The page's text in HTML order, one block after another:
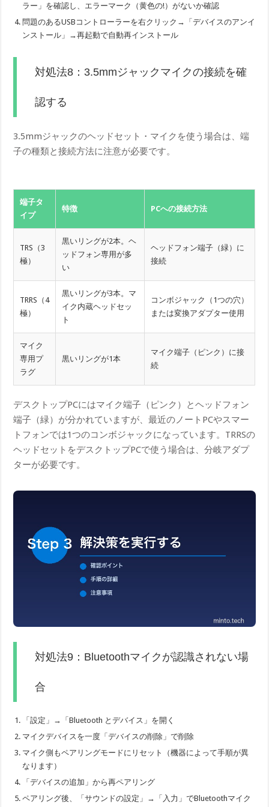
ラー」を確認し、エラーマーク（黄色の!）がないか確認
問題のあるUSBコントローラーを右クリック→「デバイスのアンイ
ンストール」→再起動で自動再インストール
対処法8：3.5mmジャックマイクの接続を確
認する
3.5mmジャックのヘッドセット・マイクを使う場合は、端
子の種類と接続方法に注意が必要です。
端子タ
イプ
特徴 PCへの接続方法
TRS（3
極）
黒いリングが2本。ヘ
ッドフォン専用が多
い
ヘッドフォン端子（緑）に
接続
TRRS（4
極）
黒いリングが3本。マ
イク内蔵ヘッドセッ
ト
コンボジャック（1つの穴）
または変換アダプター使用
マイク
専用プ
ラグ
黒いリングが1本
マイク端子（ピンク）に接
続
デスクトップPCにはマイク端子（ピンク）とヘッドフォン
端子（緑）が分かれていますが、最近のノートPCやスマー
トフォンでは1つのコンボジャックになっています。TRRSの
ヘッドセットをデスクトップPCで使う場合は、分岐アダプ
ターが必要です。
対処法9：Bluetoothマイクが認識されない場
合
「設定」→「Bluetooth とデバイス」を開く
マイクデバイスを一度「デバイスの削除」で削除
マイク側もペアリングモードにリセット（機器によって手順が異
なります）
「デバイスの追加」から再ペアリング
ペアリング後、「サウンドの設定」→「入力」でBluetoothマイク